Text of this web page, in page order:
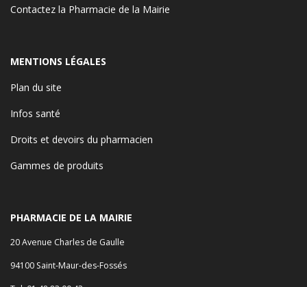
Contactez la Pharmacie de la Mairie
MENTIONS LÉGALES
Plan du site
Infos santé
Droits et devoirs du pharmacien
Gammes de produits
PHARMACIE DE LA MAIRIE
20 Avenue Charles de Gaulle
94100 Saint-Maur-des-Fossés